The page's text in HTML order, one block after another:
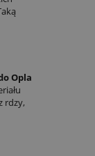
Opla
rdzy,